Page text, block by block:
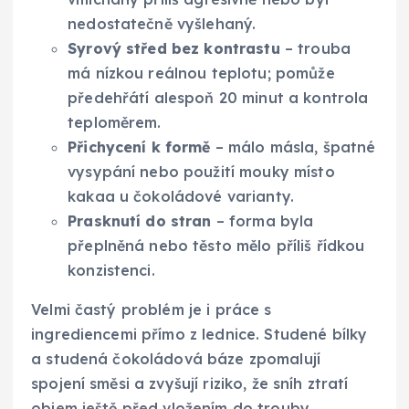
nedostatečně vyšlehaný.
Syrový střed bez kontrastu – trouba
má nízkou reálnou teplotu; pomůže
předehřátí alespoň 20 minut a kontrola
teploměrem.
Přichycení k formě – málo másla, špatné
vysypání nebo použití mouky místo
kakaa u čokoládové varianty.
Prasknutí do stran – forma byla
přeplněná nebo těsto mělo příliš řídkou
konzistenci.
Velmi častý problém je i práce s
ingrediencemi přímo z lednice. Studené bílky
a studená čokoládová báze zpomalují
spojení směsi a zvyšují riziko, že sníh ztratí